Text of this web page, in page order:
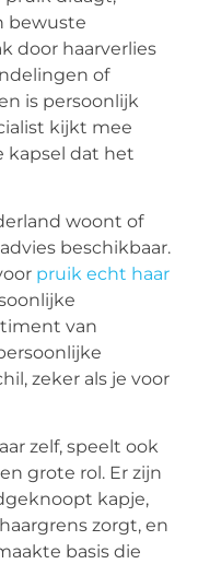
bewuste
door haarverlies
of
is persoonlijk
kijkt mee
kapsel dat het
woont of
beschikbaar.
pruik echt haar
van
zeker als je voor
zelf, speelt ook
grote rol. Er zijn
kapje,
zorgt, en
basis die